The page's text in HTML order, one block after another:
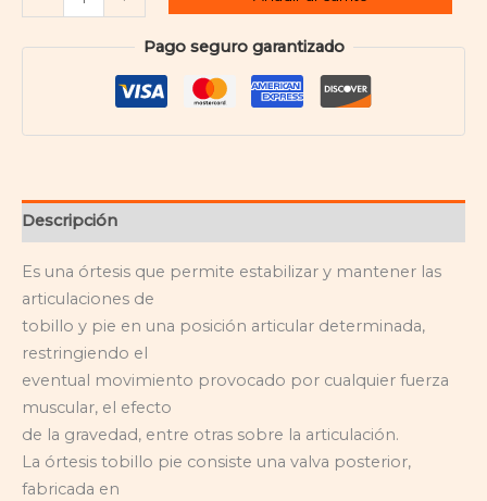
Pago seguro garantizado
Descripción
Es una órtesis que permite estabilizar y mantener las
articulaciones de
tobillo y pie en una posición articular determinada,
restringiendo el
eventual movimiento provocado por cualquier fuerza
muscular, el efecto
de la gravedad, entre otras sobre la articulación.
La órtesis tobillo pie consiste una valva posterior,
fabricada en